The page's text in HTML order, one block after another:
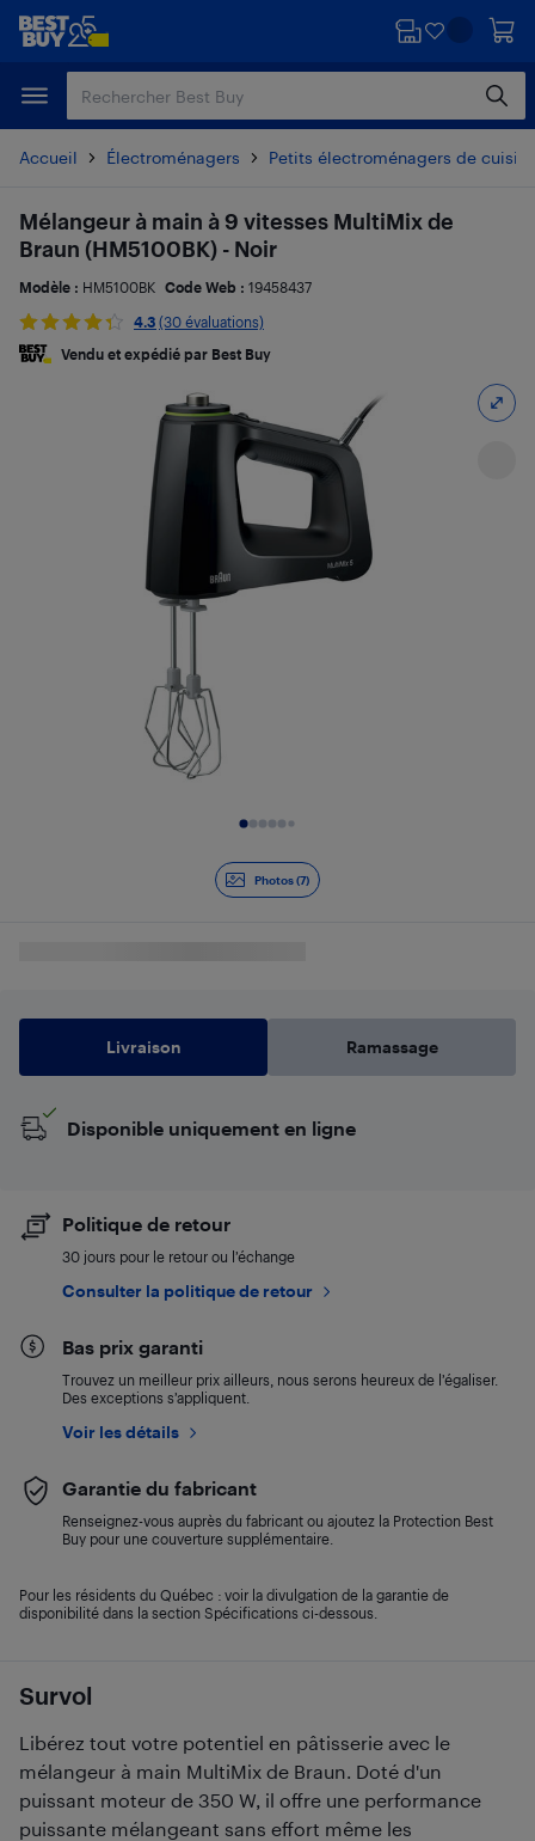
Passer
principal
Passer
Accueil Électroménagers Petits électroménagers de
Photos (7)
Survol
Libérez tout votre potentiel en pâtisserie avec le
mélangeur à main MultiMix de Braun. Doté d'un
puissant moteur de 350 W, il offre une performance
puissante mélangeant sans effort même les
Mélangeur à main à 9 vitesses MultiMix de
Braun (HM5100BK) - Noir
Modèle : HM5100BK Code Web : 19458437
4.3 (30 évaluations)
Vendu et expédié par Best Buy
Livraison Ramassage
Disponible uniquement en ligne
Politique de retour
30 jours pour le retour ou l’échange
Consulter la politique de retour
Bas prix garanti
Trouvez un meilleur prix ailleurs, nous serons heureux de l’égaliser.
Des exceptions s’appliquent.
Voir les détails
Garantie du fabricant
Renseignez-vous auprès du fabricant ou ajoutez la Protection Best
Buy pour une couverture supplémentaire.
Pour les résidents du Québec : voir la divulgation de la garantie de
disponibilité dans la section Spécifications ci-dessous.